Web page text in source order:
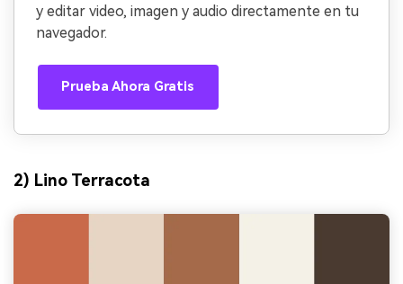
y editar video, imagen y audio directamente en tu
navegador.
Prueba Ahora Gratis
2) Lino Terracota